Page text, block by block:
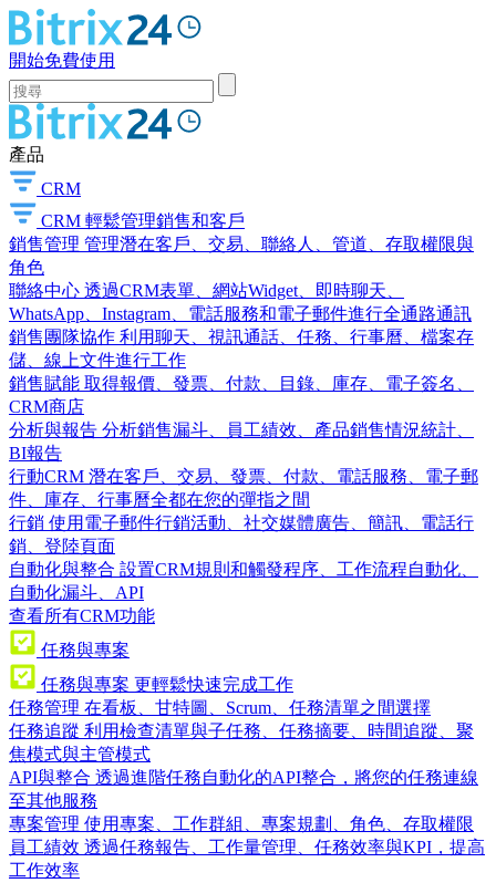
開始免費使用
產品
CRM
CRM 輕鬆管理銷售和客戶
銷售管理 管理潛在客戶、交易、聯絡人、管道、存取權限與
角色
聯絡中心 透過CRM表單、網站Widget、即時聊天、
WhatsApp、Instagram、電話服務和電子郵件進行全通路通訊
銷售團隊協作 利用聊天、視訊通話、任務、行事曆、檔案存
儲、線上文件進行工作
銷售賦能 取得報價、發票、付款、目錄、庫存、電子簽名、
CRM商店
分析與報告 分析銷售漏斗、員工績效、產品銷售情況統計、
BI報告
行動CRM 潛在客戶、交易、發票、付款、電話服務、電子郵
件、庫存、行事曆全都在您的彈指之間
行銷 使用電子郵件行銷活動、社交媒體廣告、簡訊、電話行
銷、登陸頁面
自動化與整合 設置CRM規則和觸發程序、工作流程自動化、
自動化漏斗、API
查看所有CRM功能
任務與專案
任務與專案 更輕鬆快速完成工作
任務管理 在看板、甘特圖、Scrum、任務清單之間選擇
任務追蹤 利用檢查清單與子任務、任務摘要、時間追蹤、聚
焦模式與主管模式
API與整合 透過進階任務自動化的API整合，將您的任務連線
至其他服務
專案管理 使用專案、工作群組、專案規劃、角色、存取權限
員工績效 透過任務報告、工作量管理、任務效率與KPI，提高
工作效率